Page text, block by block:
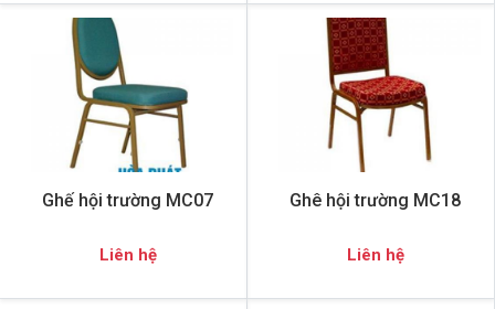
Ghế hội trường MC07
Liên hệ
Ghê hội trường MC18
Liên hệ